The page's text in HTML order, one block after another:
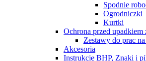
Spodnie
Ogrodniczki
Kurtki
Ochrona przed upadkiem
Zestawy do prac
Akcesoria
Instrukcje BHP, Znaki i